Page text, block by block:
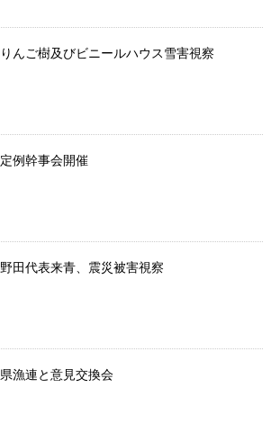
りんご樹及びビニールハウス雪害視察
定例幹事会開催
野田代表来青、震災被害視察
県漁連と意見交換会